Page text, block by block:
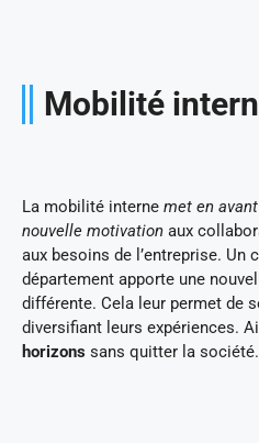
Mobilité
La mobilité interne met en
nouvelle motivation aux
aux besoins de l’entreprise. Un
département apporte une
différente. Cela leur permet de
diversifiant leurs expériences.
horizons sans quitter la société.